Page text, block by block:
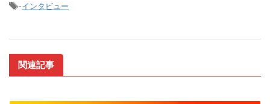
-インタビュー
関連記事